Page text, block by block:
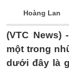
Hoàng Lan
(VTC News) -
một trong
dưới đây là